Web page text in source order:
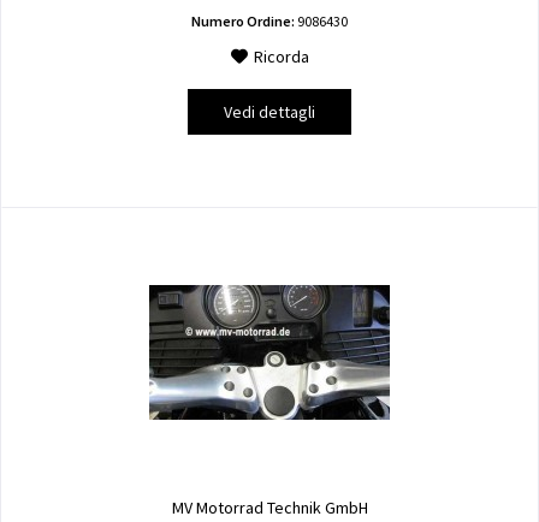
Numero Ordine: 9086430
Ricorda
Vedi dettagli
MV Motorrad Technik GmbH